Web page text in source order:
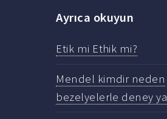
Ayrıca okuyun
Etik mi Ethik mi?
Mendel kimdir neden
bezelyelerle deney